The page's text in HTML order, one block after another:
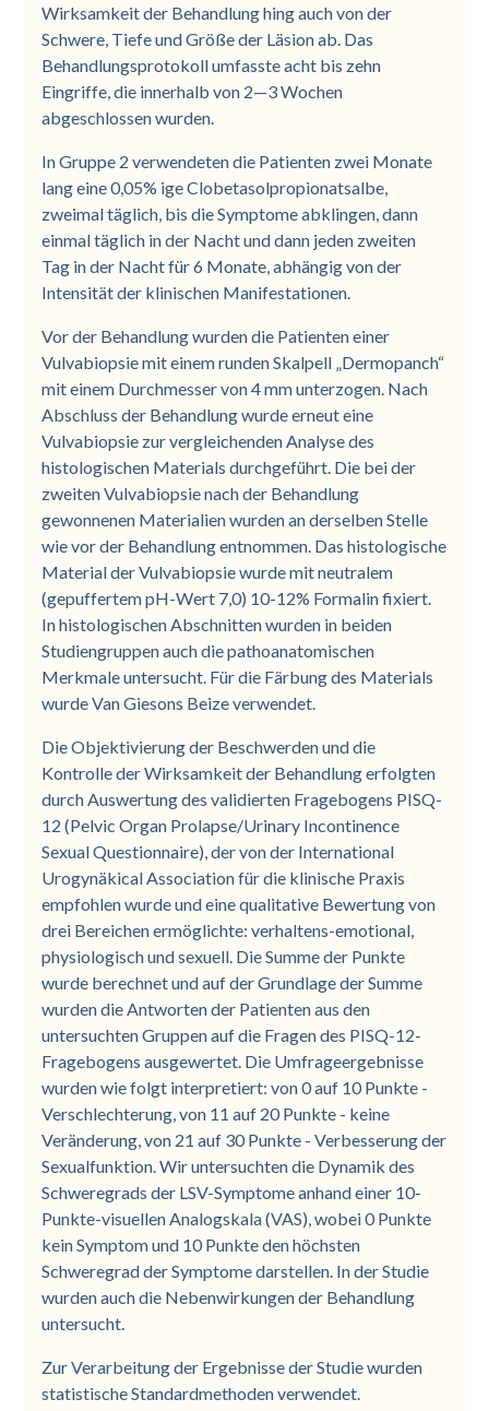
Wirksamkeit der Behandlung hing auch von der
Schwere, Tiefe und Größe der Läsion ab. Das
Behandlungsprotokoll umfasste acht bis zehn
Eingriffe, die innerhalb von 2—3 Wochen
abgeschlossen wurden.
In Gruppe 2 verwendeten die Patienten zwei Monate
lang eine 0,05% ige Clobetasolpropionatsalbe,
zweimal täglich, bis die Symptome abklingen, dann
einmal täglich in der Nacht und dann jeden zweiten
Tag in der Nacht für 6 Monate, abhängig von der
Intensität der klinischen Manifestationen.
Vor der Behandlung wurden die Patienten einer
Vulvabiopsie mit einem runden Skalpell „Dermopanch“
mit einem Durchmesser von 4 mm unterzogen. Nach
Abschluss der Behandlung wurde erneut eine
Vulvabiopsie zur vergleichenden Analyse des
histologischen Materials durchgeführt. Die bei der
zweiten Vulvabiopsie nach der Behandlung
gewonnenen Materialien wurden an derselben Stelle
wie vor der Behandlung entnommen. Das histologische
Material der Vulvabiopsie wurde mit neutralem
(gepuffertem pH-Wert 7,0) 10-12% Formalin fixiert.
In histologischen Abschnitten wurden in beiden
Studiengruppen auch die pathoanatomischen
Merkmale untersucht. Für die Färbung des Materials
wurde Van Giesons Beize verwendet.
Die Objektivierung der Beschwerden und die
Kontrolle der Wirksamkeit der Behandlung erfolgten
durch Auswertung des validierten Fragebogens PISQ-
12 (Pelvic Organ Prolapse/Urinary Incontinence
Sexual Questionnaire), der von der International
Urogynäkical Association für die klinische Praxis
empfohlen wurde und eine qualitative Bewertung von
drei Bereichen ermöglichte: verhaltens-emotional,
physiologisch und sexuell. Die Summe der Punkte
wurde berechnet und auf der Grundlage der Summe
wurden die Antworten der Patienten aus den
untersuchten Gruppen auf die Fragen des PISQ-12-
Fragebogens ausgewertet. Die Umfrageergebnisse
wurden wie folgt interpretiert: von 0 auf 10 Punkte -
Verschlechterung, von 11 auf 20 Punkte - keine
Veränderung, von 21 auf 30 Punkte - Verbesserung der
Sexualfunktion. Wir untersuchten die Dynamik des
Schweregrads der LSV-Symptome anhand einer 10-
Punkte-visuellen Analogskala (VAS), wobei 0 Punkte
kein Symptom und 10 Punkte den höchsten
Schweregrad der Symptome darstellen. In der Studie
wurden auch die Nebenwirkungen der Behandlung
untersucht.
Zur Verarbeitung der Ergebnisse der Studie wurden
statistische Standardmethoden verwendet.